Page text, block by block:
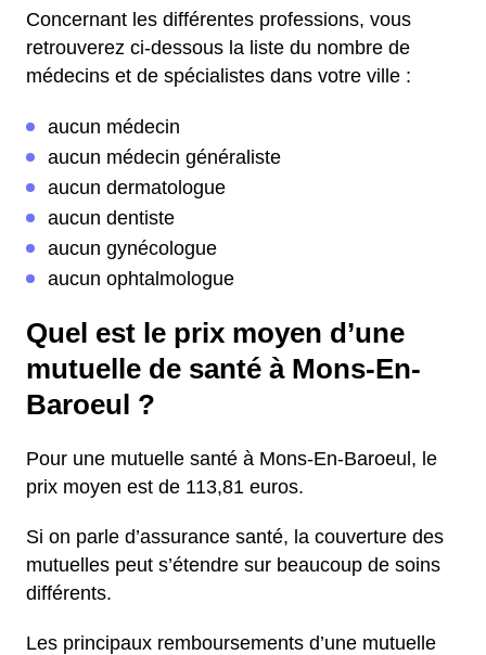
Concernant les différentes professions, vous
retrouverez ci-dessous la liste du nombre de
médecins et de spécialistes dans votre ville :
aucun médecin
aucun médecin généraliste
aucun dermatologue
aucun dentiste
aucun gynécologue
aucun ophtalmologue
Quel est le prix moyen d’une
mutuelle de santé à Mons-En-
Baroeul ?
Pour une mutuelle santé à Mons-En-Baroeul, le
prix moyen est de 113,81 euros.
Si on parle d’assurance santé, la couverture des
mutuelles peut s’étendre sur beaucoup de soins
différents.
Les principaux remboursements d’une mutuelle